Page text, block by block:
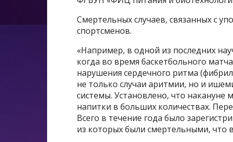
Смертельных случаев, связанных с
спортсменов.
«Например, в одной из последних
когда во время баскетбольного
нарушения сердечного ритма
не только случаи аритмии, но и
системы. Установлено, что накануне
напитки в больших количествах.
Всего в течение года было
из которых были смертельными, что